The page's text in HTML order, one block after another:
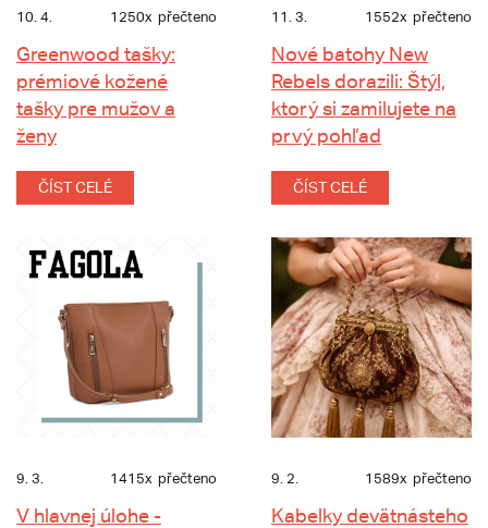
10. 4. 1250x přečteno
Greenwood tašky:
prémiové kožené
tašky pre mužov a
ženy
ČÍST CELÉ
11. 3. 1552x přečteno
Nové batohy New
Rebels dorazili: Štýl,
ktorý si zamilujete na
prvý pohľad
ČÍST CELÉ
9. 3. 1415x přečteno
V hlavnej úlohe -
9. 2. 1589x přečteno
Kabelky devätnásteho